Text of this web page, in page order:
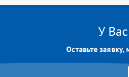
У
Оставьте